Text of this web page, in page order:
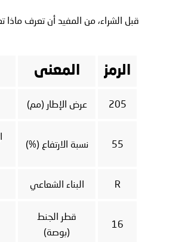
قبل الشراء، من المفيد أن تعرف
الرمز المعنى
205 عرض الإطار (مم)
55 نسبة الارتفاع (%)
R البناء الشعاعي
16
قطر الجنط
(بوصة)